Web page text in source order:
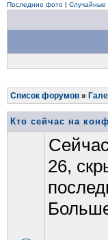
Последние фото | Случайные
Список форумов »
Кто сейчас на
26,